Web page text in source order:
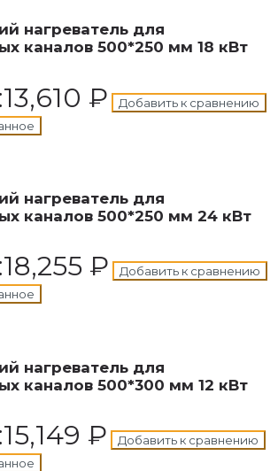
нагреватель для
каналов 500*250 мм 18 кВт
13,610 ₽
Добавить к сравнению
нагреватель для
каналов 500*250 мм 24 кВт
18,255 ₽
Добавить к сравнению
нагреватель для
каналов 500*300 мм 12 кВт
15,149 ₽
Добавить к сравнению